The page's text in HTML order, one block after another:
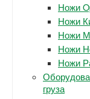
Ножи
Ножи
Ножи
Ножи
Ножи
груза